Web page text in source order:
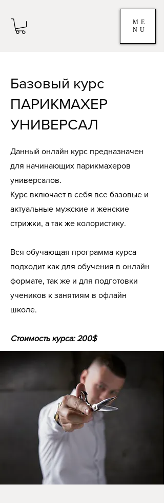
ME
NU
Базовый курс
ПАРИКМАХЕР
УНИВЕРСАЛ
Данный онлайн курс предназначен
для начинающих парикмахеров
универсалов.
Курс включает в себя все базовые и
актуальные мужские и женские
стрижки, а так же колористику.
Вся обучающая программа курса
подходит как для обучения в онлайн
формате, так же и для подготовки
учеников к занятиям в офлайн
школе.
Стоимость курса: 200$